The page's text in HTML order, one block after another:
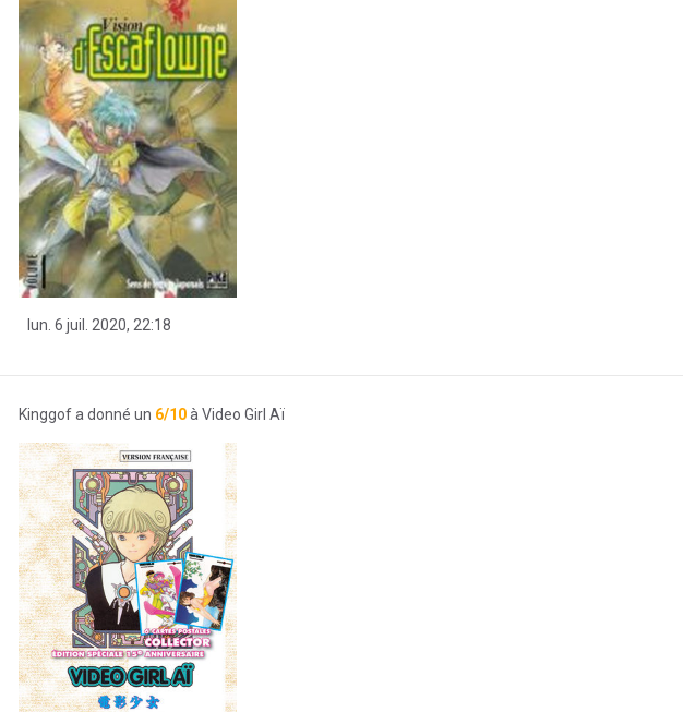
lun. 6 juil. 2020, 22:18
Kinggof a donné un 6/10à Video Girl Aï